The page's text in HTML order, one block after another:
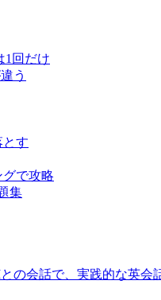
1回だけ
う
す
グで攻略
集
の会話で、実践的な英会